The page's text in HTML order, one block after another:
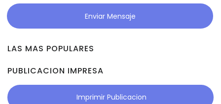
Enviar Mensaje
LAS MAS POPULARES
PUBLICACION IMPRESA
Imprimir Publicacion